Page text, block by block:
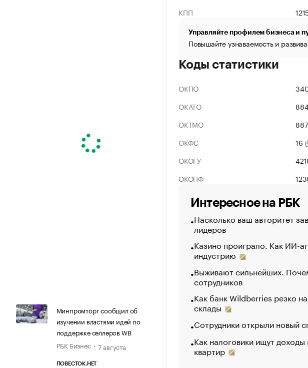
Минпромторг сообщил об
изучении властями идей по
поддержке селлеров WB
РБК Бизнес
7 августа
ПОВЕСТОК.НЕТ
КПП
Управляйте профилем бизнеса и
Повышайте узнаваемость и
Коды статистики
ОКПО
ОКАТО
ОКТМО
ОКФС
16
ОКОГУ
ОКОПФ
Интересное на РБК
Насколько ваш авторитет
лидеров
Казино проиграло. Как ИИ-
индустрию
Выживают сильнейших.
сотрудников
Как банк Wildberries резко
склады
Сотрудники открыли новый
Как налоговики ищут
квартир